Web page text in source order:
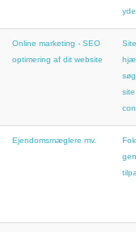
Online marketing - SEO
optimering af dit website
Ejendomsmæglere mv.